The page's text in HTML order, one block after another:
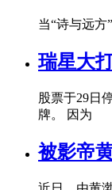
当“诗与远
瑞星大
股票于29日
牌。 因为
被影帝